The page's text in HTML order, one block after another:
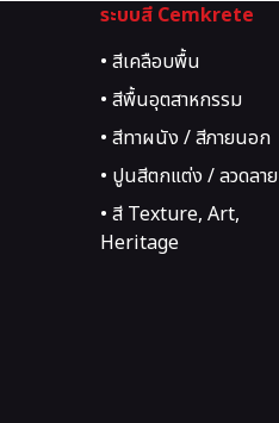
ระบบสี Cemkrete
• สีเคลือบพื้น
• สีพื้นอุตสาหกรรม
• สีทาผนัง / สีภายนอก
• ปูนสีตกแต่ง / ลวดลาย
• สี Texture, Art,
Heritage